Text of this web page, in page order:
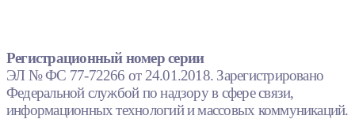
Регистрационный номер серии
ЭЛ № ФС 77-72266 от 24.01.2018. Зарегистрировано
Федеральной службой по надзору в сфере связи,
информационных технологий и массовых коммуникаций.